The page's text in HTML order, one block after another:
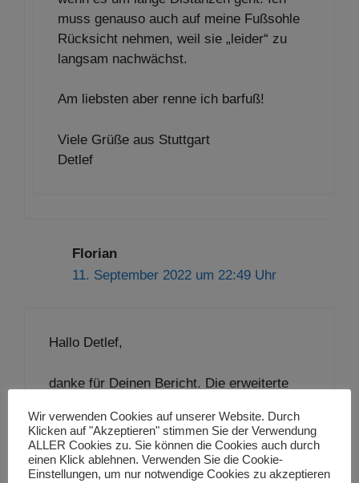
muss genauso auch auf meine Fußsohle
Rücksicht nehmen, weil sie „leider“ zu
langsam nachwächst.
Am liebsten aber renne ich barfuß!
Viele Grüße aus Stuttgart
Detlef
Florian
11. September 2022 um 22:49 Uhr
Hallo Detlef,
danke für Deinen Bericht. Die erweiterte
– das erlebe ich genauso.
Ich bin Gelegenheitsläufer und habe meine
Wir verwenden Cookies auf unserer Website. Durch
Klicken auf "Akzeptieren" stimmen Sie der Verwendung
ALLER Cookies zu. Sie können die Cookies auch durch
einen Klick ablehnen. Verwenden Sie die Cookie-
Einstellungen, um nur notwendige Cookies zu akzeptieren